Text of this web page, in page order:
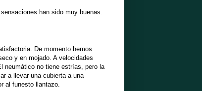
han sido muy buenas.
De momento hemos
y en mojado. A velocidades
neumático no tiene estrías, pero la
a llevar una cubierta a una
al funesto llantazo.